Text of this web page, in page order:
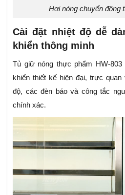
Hơi nóng chuyển động
Cài đặt nhiệt độ dễ
khiển thông minh
Tủ giữ nóng thực phẩm HW-
khiển thiết kế hiện đại, trực
độ, các đèn báo và công tắc
chính xác.